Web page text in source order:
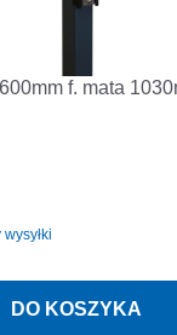
f. mata
DO KOSZYKA